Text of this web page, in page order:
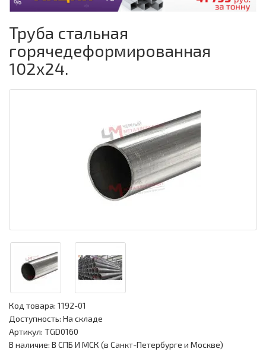
Труба стальная
горячедеформированная
102x24.
Код товара: 1192-01
Доступность: На складе
Артикул: TGD0160
В наличие: В СПБ И МСК (в Санкт-Петербурге и Москве)